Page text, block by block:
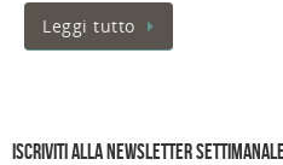
Leggi tutto
Iscriviti alla Newsletter settimanale